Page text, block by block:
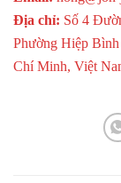
Địa chỉ: Số 4
Phường Hiệp
Chí Minh, Việt